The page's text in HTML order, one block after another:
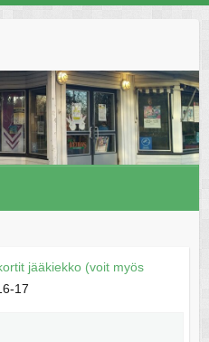
jääkiekko (voit myös
17